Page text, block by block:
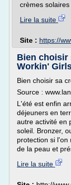
crèmes solaires
Lire la suite
Site : https://
Bien choisir
Workin'
Bien choisir sa
Source :
L'été est enfin
déjeuners en
autre activité en
soleil. Bronzer,
protection si l'on
de la peau et
Lire la suite